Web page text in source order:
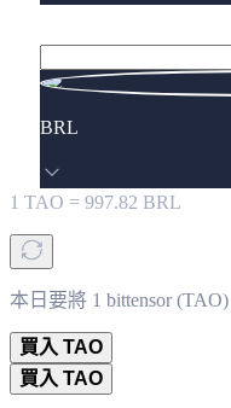
BRL
1 TAO = 997.82 BRL
本日要將 1 bittensor
買入 TAO
買入 TAO